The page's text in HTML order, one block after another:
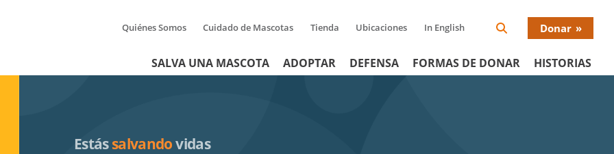
Tertiary
Menu
Quiénes Somos Cuidado de Mascotas Tienda Ubicaciones In English
SearchDonar
Header
SALVA UNA MASCOTA ADOPTAR DEFENSA FORMAS DE DONAR HISTORIAS
Estássalvandovidas